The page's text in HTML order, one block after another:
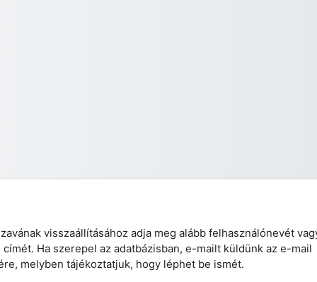
visszaállításához adja meg alább felhasználónevét
címét. Ha szerepel az adatbázisban, e-mailt küldünk az e-mail
melyben tájékoztatjuk, hogy léphet be ismét.